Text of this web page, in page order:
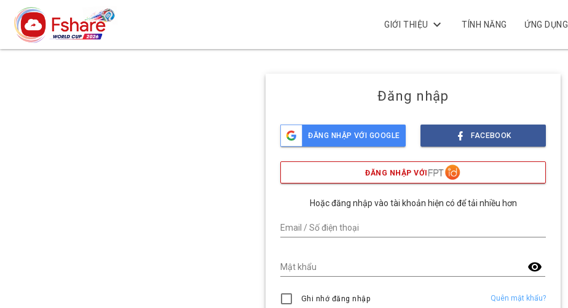
GIỚI THIỆU keyboard_arrow_down TÍNH NĂNG ỨNG DỤNG
Đăng nhập
ĐĂNG NHẬP VỚI GOOGLE FACEBOOK
ĐĂNG NHẬP VỚI
Hoặc đăng nhập vào tài khoản hiện có để tải nhiều hơn
Email / Số điện thoại
visibility
Mật khẩu
Ghi nhớ đăng nhập Quên mật khẩu?